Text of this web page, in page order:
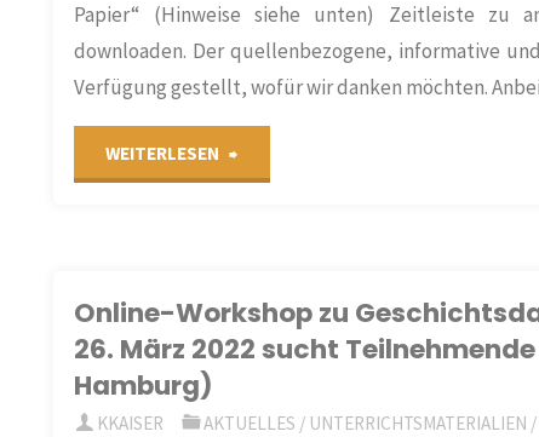
mit
dem
Papier“ (Hinweise siehe unten) Zeitleiste zu
downloaden. Der quellenbezogene, informative
Verfügung gestellt, wofür wir danken möchten.
WEITERLESEN
Hans
Online-Workshop zu
26. März 2022 sucht
Hamburg)
KKAISER AKTUELLES / UNTERRICHTSMATERIALIEN /